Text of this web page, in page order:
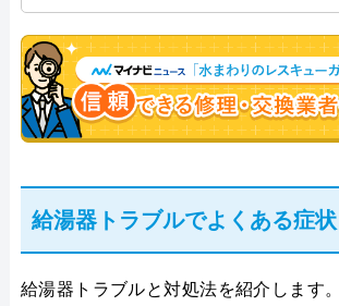
決。多くのお客様に信頼される
ャリスト。
給湯器トラブルでよくある症
給湯器トラブルと対処法を紹介します